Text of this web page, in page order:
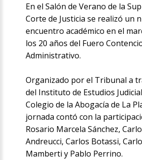
En el Salón de Verano de la
Corte de Justicia se realizó un
encuentro académico en el
los 20 años del Fuero
Administrativo.
Organizado por el Tribunal a
del Instituto de Estudios
Colegio de la Abogacía de La
jornada contó con la
Rosario Marcela Sánchez,
Andreucci, Carlos Botassi,
Mamberti y Pablo Perrino.